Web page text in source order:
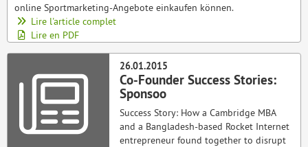
online Sportmarketing-Angebote einkaufen können.
Lire l'article complet
Lire en PDF
26.01.2015
Co-Founder Success Stories:
Sponsoo
Success Story: How a Cambridge MBA
and a Bangladesh-based Rocket Internet
entrepreneur found together to disrupt